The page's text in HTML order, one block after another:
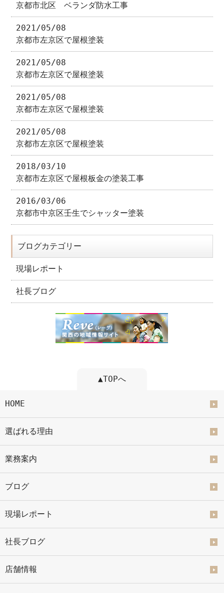
京都市北区 ベランダ防水工事
2021/05/08
京都市左京区で屋根塗装
2021/05/08
京都市左京区で屋根塗装
2021/05/08
京都市左京区で屋根塗装
2021/05/08
京都市左京区で屋根塗装
2018/03/10
京都市左京区で屋根板金の塗装工事
2016/03/06
京都市中京区壬生でシャッター塗装
ブログカテゴリー
現場レポート
社長ブログ
▲TOPへ
HOME
選ばれる理由
業務案内
ブログ
現場レポート
社長ブログ
店舗情報